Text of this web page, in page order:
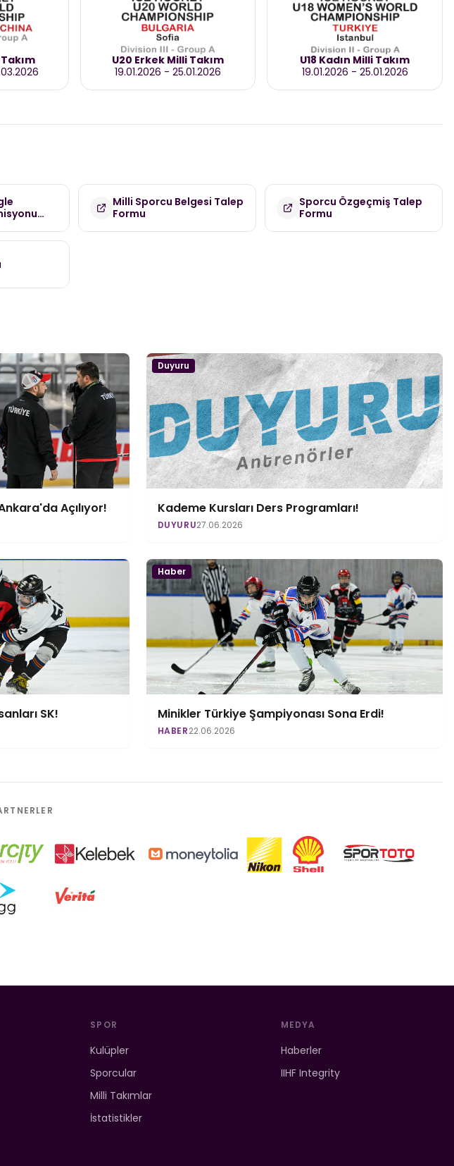
U20 Erkek Milli Takım
19.01.2026 -25.01.2026
U18 Kadın Milli Takım
19.01.2026 - 25.01.2026
Milli Sporcu Belgesi Talep
Formu
Sporcu Özgeçmiş Talep
Formu
Açılıyor!
Duyuru
Kademe Kursları Ders Programları!
DUYURU27.06.2026
SK!
Haber
Minikler Türkiye Şampiyonası Sona Erdi!
HABER22.06.2026
SPOR
Kulüpler
Sporcular
Milli Takımlar
İstatistikler
MEDYA
Haberler
IIHF Integrity